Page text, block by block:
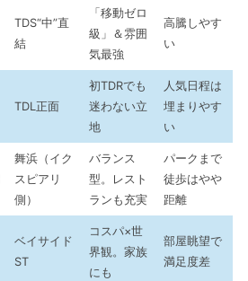
TDS“中”直
結
「移動ゼロ
級」＆雰囲
気最強
高騰しやす
い
TDL正面
初TDRでも
迷わない立
地
人気日程は
埋まりやす
い
舞浜（イク
スピアリ
側）
バランス
型。レスト
ランも充実
パークまで
徒歩はやや
距離
ベイサイド
ST
コスパ×世
界観。家族
にも
部屋眺望で
満足度差